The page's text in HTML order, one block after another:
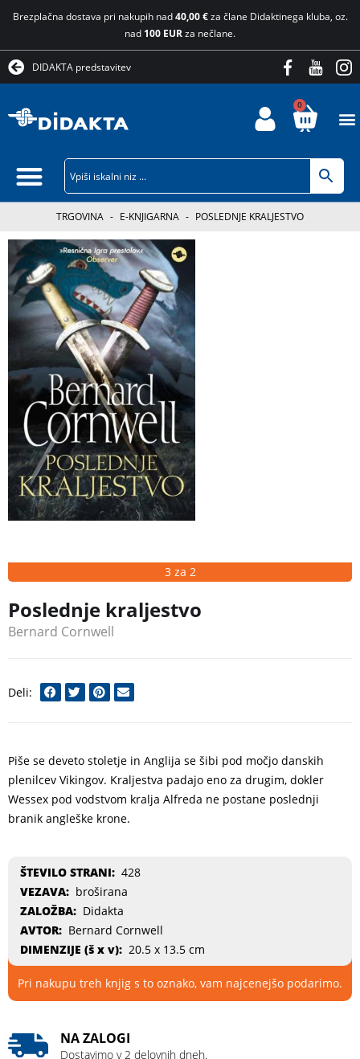
Brezplačna dostava pri nakupih nad40,00 €za člane Didaktinega kluba, oz.
nad 100 EURza nečlane.
DIDAKTA predstavitev
0
TRGOVINA - E-KNJIGARNA - POSLEDNJE KRALJESTVO
3 za 2
Poslednje kraljestvo
Bernard Cornwell
Piše se deveto stoletje in Anglija se šibi pod močjo danskih
plenilcev Vikingov. Kraljestva padajo eno za drugim, dokler
Wessex pod vodstvom kralja Alfreda ne postane poslednji
branik angleške krone.
NA ZALOGI
Dostavimo v 2 delovnih dneh.
ŠTEVILO STRANI: 428
VEZAVA: broširana
ZALOŽBA: Didakta
AVTOR: Bernard Cornwell
DIMENZIJE (š x v): 20.5 x 13.5 cm
Pri nakupu treh knjig s to oznako, vam najcenejšo podarimo.